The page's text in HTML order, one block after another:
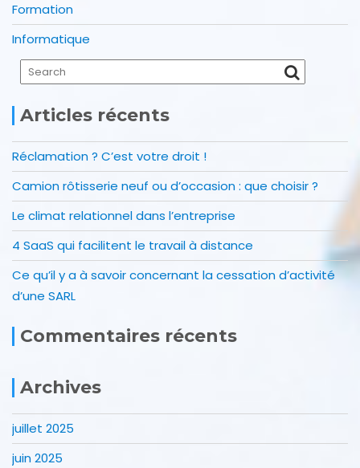
Formation
Informatique
Articles récents
Réclamation ? C’est votre droit !
Camion rôtisserie neuf ou d’occasion : que choisir ?
Le climat relationnel dans l’entreprise
4 SaaS qui facilitent le travail à distance
Ce qu’il y a à savoir concernant la cessation d’activité
d’une SARL
Commentaires récents
Archives
juillet 2025
juin 2025